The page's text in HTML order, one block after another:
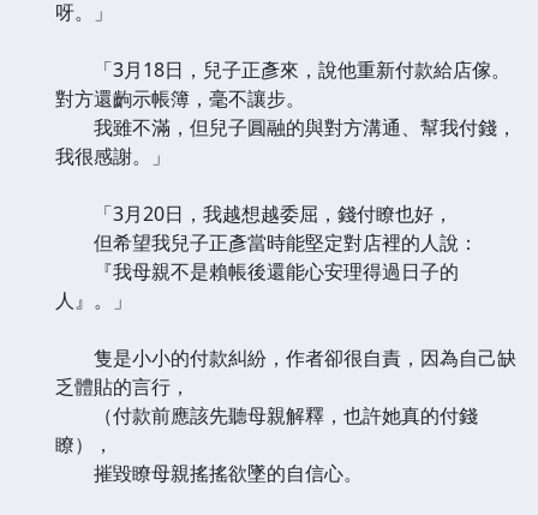
呀。」
「3月18日，兒子正彥來，說他重新付款給店傢。
對方還齣示帳簿，毫不讓步。
我雖不滿，但兒子圓融的與對方溝通、幫我付錢，
我很感謝。」
「3月20日，我越想越委屈，錢付瞭也好，
但希望我兒子正彥當時能堅定對店裡的人說：
『我母親不是賴帳後還能心安理得過日子的
人』。」
隻是小小的付款糾紛，作者卻很自責，因為自己缺
乏體貼的言行，
（付款前應該先聽母親解釋，也許她真的付錢
瞭），
摧毀瞭母親搖搖欲墜的自信心。